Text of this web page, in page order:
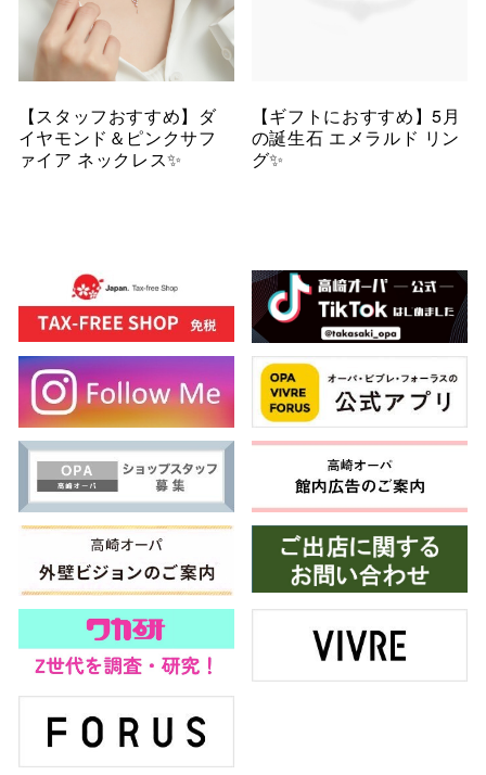
【スタッフおすすめ】ダ
イヤモンド＆ピンクサフ
ァイア ネックレス✨
【ギフトにおすすめ】5月
の誕生石 エメラルド リン
グ✨